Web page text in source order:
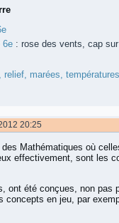
6e : rose des vents, cap
marées, températures
20:25
Mathématiques où
effectivement, sont les
ont été conçues, non
concepts en jeu, par